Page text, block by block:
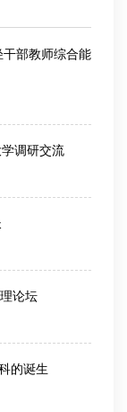
部教师综合能
调研交流
论坛
的诞生